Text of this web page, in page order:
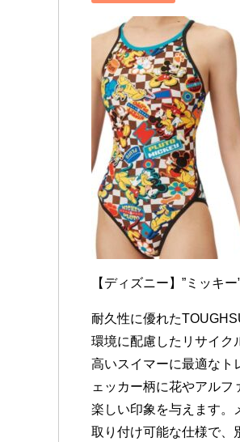
【ディズニー】”ミッキ
耐久性に優れた
環境に配慮したリサイク
高いスイマーに最適なト
ェッカー柄に花やアル
楽しい印象を与えます。
取り付け可能な仕様で、